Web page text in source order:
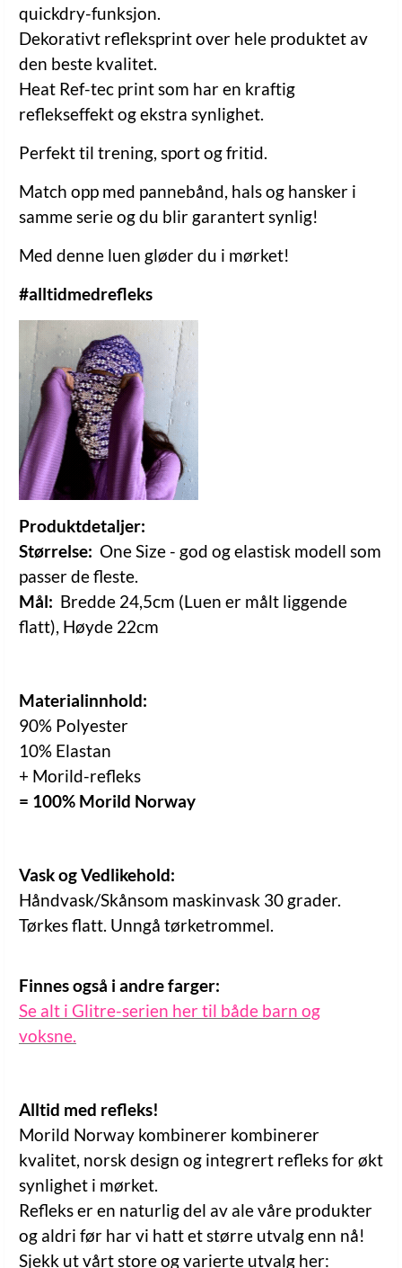
quickdry-funksjon.
Dekorativt refleksprint over hele produktet av
den beste kvalitet.
Heat Ref-tec print som har en kraftig
reflekseffekt og ekstra synlighet.
Perfekt til trening, sport og fritid.
Match opp med pannebånd, hals og hansker i
samme serie og du blir garantert synlig!
Med denne luen gløder du i mørket!
#alltidmedrefleks
Produktdetaljer:
Størrelse: One Size - god og elastisk modell som
passer de fleste.
Mål: Bredde 24,5cm (Luen er målt liggende
flatt), Høyde 22cm
Materialinnhold:
90% Polyester
10% Elastan
+ Morild-refleks
= 100% Morild Norway
Vask og Vedlikehold:
Håndvask/Skånsom maskinvask 30 grader.
Tørkes flatt. Unngå tørketrommel.
Finnes også i andre farger:
Se alt i Glitre-serien her til både barn og
voksne.
Alltid med refleks!
Morild Norway kombinerer kombinerer
kvalitet, norsk design og integrert refleks for økt
synlighet i mørket.
Refleks er en naturlig del av ale våre produkter
og aldri før har vi hatt et større utvalg enn nå!
Sjekk ut vårt store og varierte utvalg her: